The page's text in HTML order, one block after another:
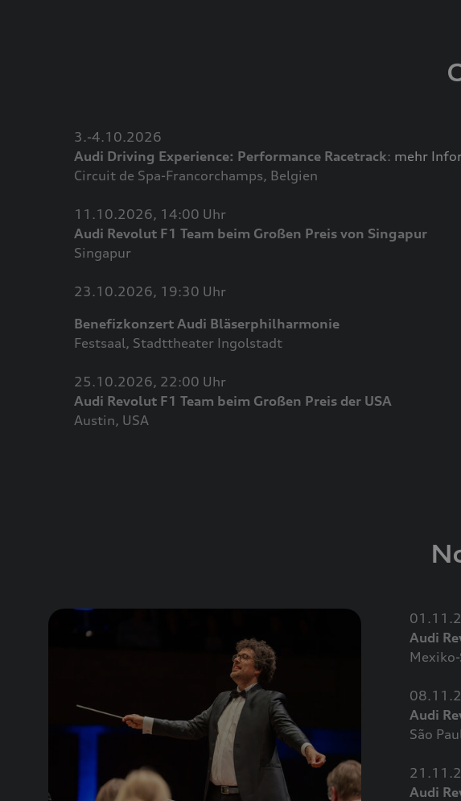
3.-4.10.2026
Audi Driving Experience: Performance Racetrack: mehr
Circuit de Spa-Francorchamps, Belgien
11.10.2026, 14:00 Uhr
Audi Revolut F1 Team beim Großen Preis von Singapur
Singapur
23.10.2026, 19:30 Uhr
Benefizkonzert Audi Bläserphilharmonie
Festsaal, Stadttheater Ingolstadt
25.10.2026, 22:00 Uhr
Audi Revolut F1 Team beim Großen Preis der USA
Austin, USA
Audi
Audi
São
Audi